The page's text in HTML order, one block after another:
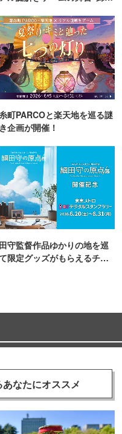
町PARCOと楽天地を巡る謎
企画が開催！
守監督作品ゆかりの地を巡
限定グッズがもらえるチャ
あなたにオススメ